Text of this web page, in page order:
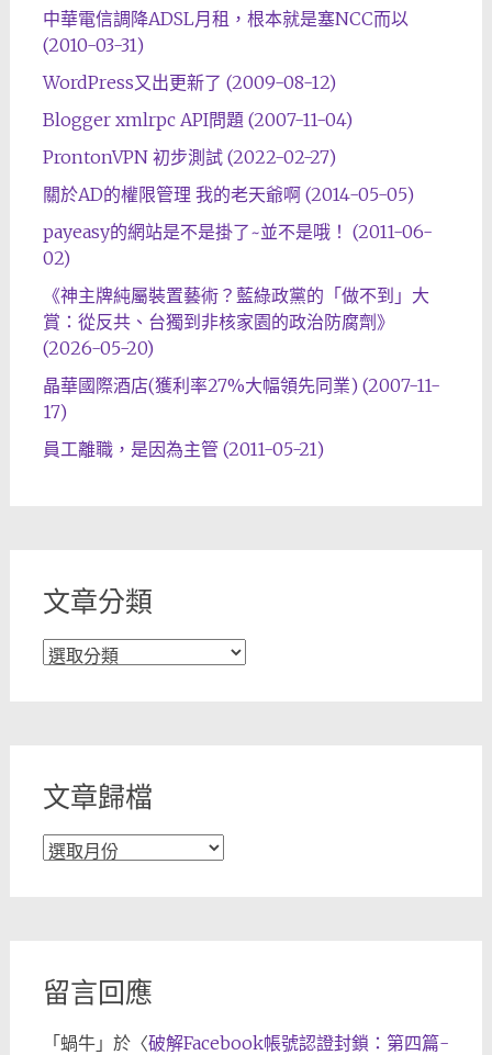
中華電信調降ADSL月租，根本就是塞NCC而以
(2010-03-31)
WordPress又出更新了 (2009-08-12)
Blogger xmlrpc API問題 (2007-11-04)
ProntonVPN 初步測試 (2022-02-27)
關於AD的權限管理 我的老天爺啊 (2014-05-05)
payeasy的網站是不是掛了~並不是哦！ (2011-06-
02)
《神主牌純屬裝置藝術？藍綠政黨的「做不到」大
賞：從反共、台獨到非核家園的政治防腐劑》
(2026-05-20)
晶華國際酒店(獲利率27%大幅領先同業) (2007-11-
17)
員工離職，是因為主管 (2011-05-21)
文章分類
文
文章歸檔
文
留言回應
「蝸牛」於〈破解Facebook帳號認證封鎖：第四篇-